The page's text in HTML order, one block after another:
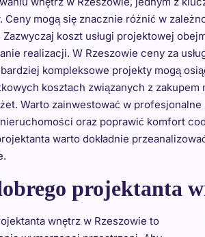
mogą się znacznie różnić w
koszt usługi projektowej
realizacji. W Rzeszowie ceny za
kompleksowe projekty mogą
kosztach związanych z zakupem
Warto zainwestować w
oraz poprawić komfort
warto dokładnie
projektanta
wnętrz w Rzeszowie to